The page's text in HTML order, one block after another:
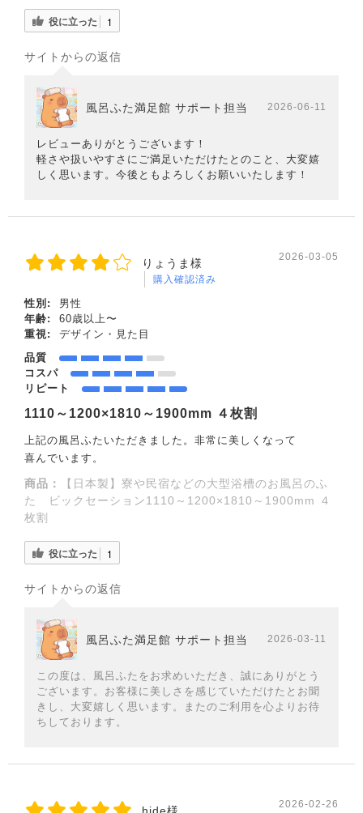
役に立った 1
サイトからの返信
風呂ふた満足館 サポート担当 2026-06-11
レビューありがとうございます！
軽さや扱いやすさにご満足いただけたとのこと、大変嬉
しく思います。今後ともよろしくお願いいたします！
りょうま様
購入確認済み
2026-03-05
性別:
男性
年齢:
60歳以上〜
重視:
デザイン・見た目
品質
コスパ
リピート
1110～1200×1810～1900mm ４枚割
上記の風呂ふたいただきました。非常に美しくなって
喜んでいます。
商品：
【日本製】寮や民宿などの大型浴槽のお風呂のふ
た ビックセーション1110～1200×1810～1900mm ４
枚割
役に立った 1
サイトからの返信
風呂ふた満足館 サポート担当 2026-03-11
この度は、風呂ふたをお求めいただき、誠にありがとう
ございます。お客様に美しさを感じていただけたとお聞
きし、大変嬉しく思います。またのご利用を心よりお待
ちしております。
2026-02-26